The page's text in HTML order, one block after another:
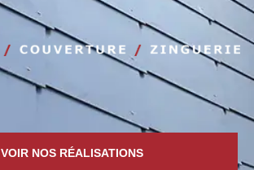
VOIR NOS RÉALISATIONS